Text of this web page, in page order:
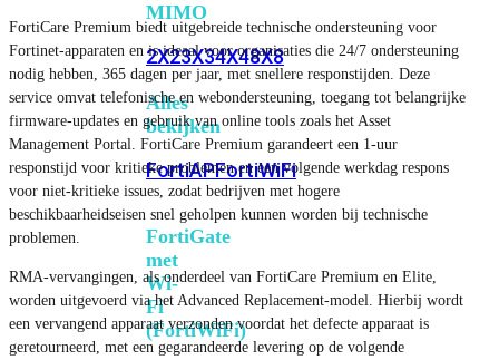
MIMO
2X23X34X48X8
Alles
bekijken
FortiAPFortiWiFi
FortiGate
met
Wi-
Fi
(FortiWiFi)
FortiCare Premium biedt uitgebreide technische ondersteuning voor
Fortinet-apparaten en is ideaal voor organisaties die 24/7 ondersteuning
nodig hebben, 365 dagen per jaar, met snellere responstijden. Deze
service omvat telefonische en webondersteuning, toegang tot belangrijke
firmware-updates en gebruik van online tools zoals het Asset
Management Portal. FortiCare Premium garandeert een 1-uur
responstijd voor kritieke problemen en een volgende werkdag respons
voor niet-kritieke issues, zodat bedrijven met hogere
beschikbaarheidseisen snel geholpen kunnen worden bij technische
problemen.
RMA-vervangingen, als onderdeel van FortiCare Premium en Elite,
worden uitgevoerd via het Advanced Replacement-model. Hierbij wordt
een vervangend apparaat verzonden voordat het defecte apparaat is
geretourneerd, met een gegarandeerde levering op de volgende